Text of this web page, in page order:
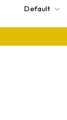
Default